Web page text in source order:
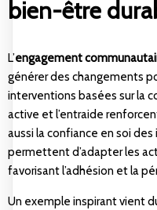
bien-être
L’engagement
générer des changements
interventions basées sur la
active et l’entraide
aussi la confiance en soi
permettent d’adapter les
favorisant l’adhésion et la
Un exemple inspirant vient